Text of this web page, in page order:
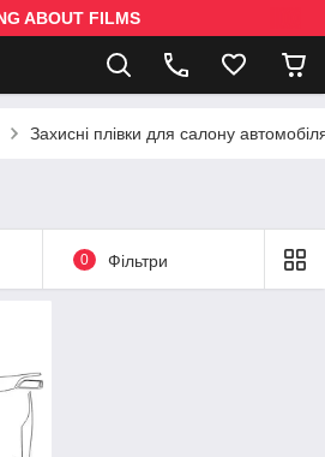
ABOUT FILMS
Захисні плівки для салону
0 Фільтри